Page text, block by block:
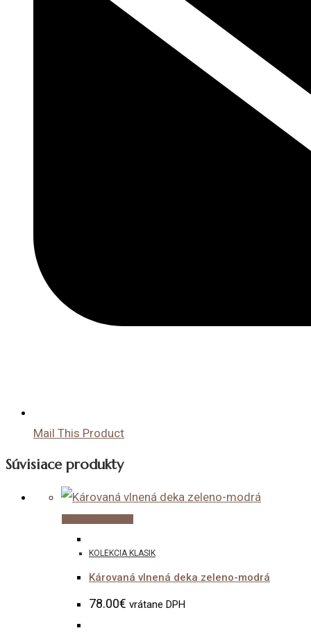
Mail This Product
Súvisiace produkty
KOLEKCIA KLASIK
Károvaná vlnená deka zeleno-modrá
78.00€ vrátane DPH